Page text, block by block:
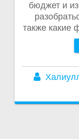
бюджет и
также какие